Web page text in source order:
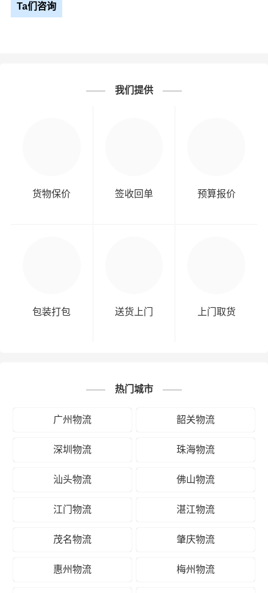
Ta们咨询
我们提供
货物保价 签收回单 预算报价
包装打包 送货上门 上门取货
热门城市
广州物流 韶关物流
深圳物流 珠海物流
汕头物流 佛山物流
江门物流 湛江物流
茂名物流 肇庆物流
惠州物流 梅州物流